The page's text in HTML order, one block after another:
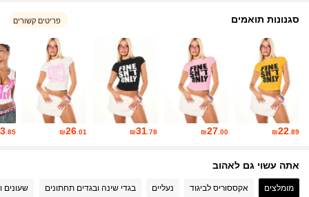
4.86
870K עוקבים
סגנונות תואמים פריטים קשורים
₪22.89
₪27.00
₪31.78
₪26.01
.85
אתה עשוי גם לאהוב
מומלצים אקססוריס לביגוד נעליים בגדי שינה ובגדים תחתונים שעונים